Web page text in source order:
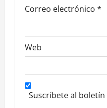
Correo electrónico *
Web
Suscríbete al boletín